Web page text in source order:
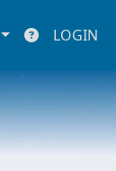
LOGIN